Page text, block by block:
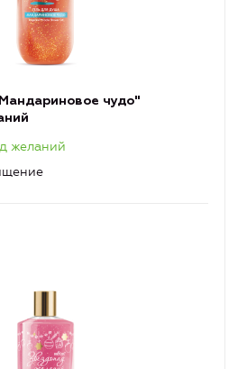
чудо"
желаний